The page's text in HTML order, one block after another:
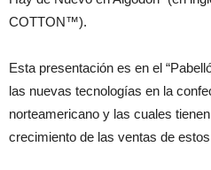
COTTON™).
Esta presentación es en el
las nuevas tecnologías en la
norteamericano y las cuales
crecimiento de las ventas de